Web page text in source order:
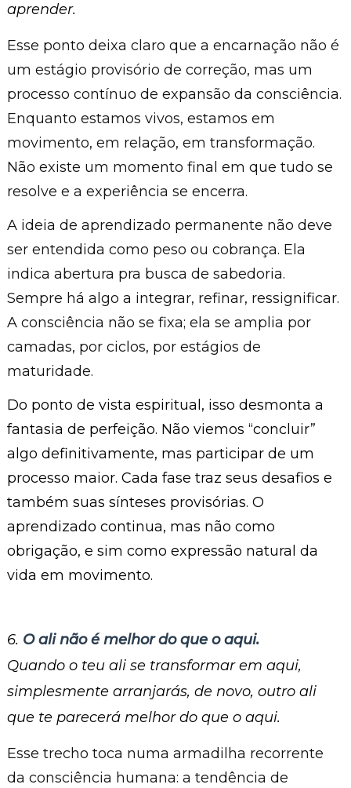
aprender.
Esse ponto deixa claro que a encarnação não é
um estágio provisório de correção, mas um
processo contínuo de expansão da consciência.
Enquanto estamos vivos, estamos em
movimento, em relação, em transformação.
Não existe um momento final em que tudo se
resolve e a experiência se encerra.
A ideia de aprendizado permanente não deve
ser entendida como peso ou cobrança. Ela
indica abertura pra busca de sabedoria.
Sempre há algo a integrar, refinar, ressignificar.
A consciência não se fixa; ela se amplia por
camadas, por ciclos, por estágios de
maturidade.
Do ponto de vista espiritual, isso desmonta a
fantasia de perfeição. Não viemos “concluir”
algo definitivamente, mas participar de um
processo maior. Cada fase traz seus desafios e
também suas sínteses provisórias. O
aprendizado continua, mas não como
obrigação, e sim como expressão natural da
vida em movimento.
6. O ali não é melhor do que o aqui.
Quando o teu ali se transformar em aqui,
simplesmente arranjarás, de novo, outro ali
que te parecerá melhor do que o aqui.
Esse trecho toca numa armadilha recorrente
da consciência humana: a tendência de